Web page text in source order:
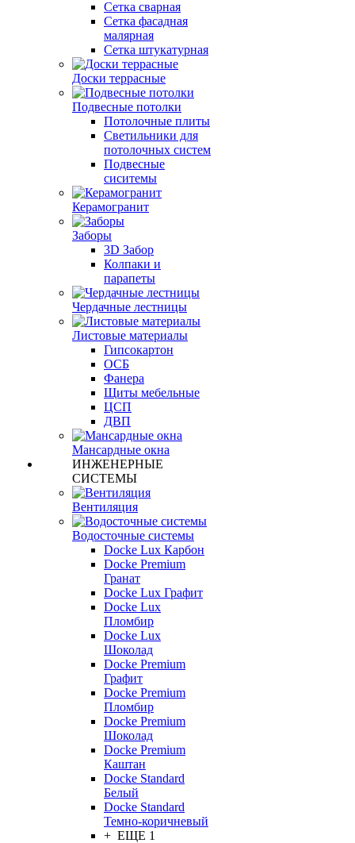
Сетка сварная
Сетка фасадная
малярная
Сетка штукатурная
Доски террасные
Подвесные потолки
Потолочные плиты
Светильники для
потолочных систем
Подвесные
сиситемы
Керамогранит
Заборы
3D Забор
Колпаки и
парапеты
Чердачные лестницы
Листовые материалы
Гипсокартон
ОСБ
Фанера
Щиты мебельные
ЦСП
ДВП
Мансардные окна
ИНЖЕНЕРНЫЕ
СИСТЕМЫ
Вентиляция
Водосточные системы
Docke Lux Карбон
Docke Premium
Гранат
Docke Lux Графит
Docke Lux
Пломбир
Docke Lux
Шоколад
Docke Premium
Графит
Docke Premium
Пломбир
Docke Premium
Шоколад
Docke Premium
Каштан
Docke Standard
Белый
Docke Standard
Темно-коричневый
+ ЕЩЕ 1